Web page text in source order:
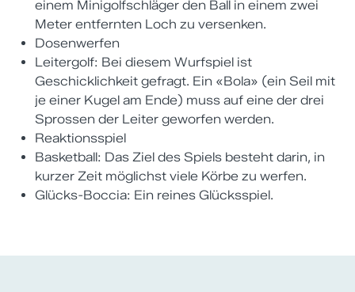
einem Minigolfschläger den Ball in einem zwei
Meter entfernten Loch zu versenken.
Dosenwerfen
Leitergolf: Bei diesem Wurfspiel ist
Geschicklichkeit gefragt. Ein «Bola» (ein Seil mit
je einer Kugel am Ende) muss auf eine der drei
Sprossen der Leiter geworfen werden.
Reaktionsspiel
Basketball: Das Ziel des Spiels besteht darin, in
kurzer Zeit möglichst viele Körbe zu werfen.
Glücks-Boccia: Ein reines Glücksspiel.